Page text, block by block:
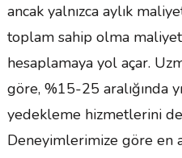
ancak yalnızca aylık
toplam sahip olma
hesaplamaya yol açar.
göre, %15-25 aralığında
yedekleme hizmetlerini
Deneyimlerimize göre en